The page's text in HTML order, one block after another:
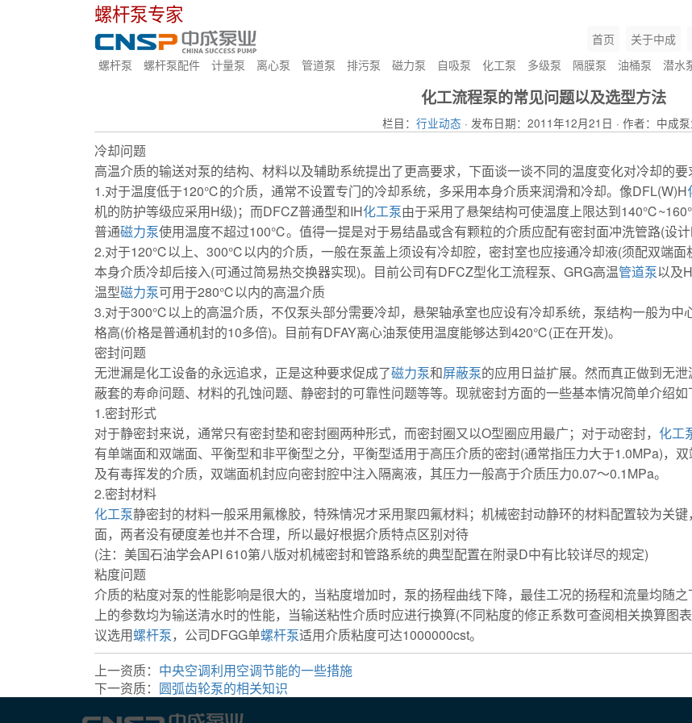
螺杆泵专家
首页 关于中成
螺杆泵
螺杆泵配件 计量泵 离心泵 管道泵 排污泵 磁力泵 自吸泵 化工泵 多级泵 隔膜泵 油桶泵 潜水
化工流程泵的常见问题以及选型方法
栏目： 行业动态 · 发布日期：2011年12月21日 · 作者：中成
冷却问题
高温介质的输送对泵的结构、材料以及辅助系统提出了更高要求，下面谈一谈不同的温度变化对冷却的要
1.对于温度低于120℃的介质，通常不设置专门的冷却系统，多采用本身介质来润滑和冷却。像DFL(W)H
机的防护等级应采用H级)；而DFCZ普通型和IH化工泵由于采用了悬架结构可使温度上限达到
普通磁力泵使用温度不超过100℃。值得一提是对于易结晶或含有颗粒的介质应配有密封面冲洗管路(设计
2.对于120℃以上、300℃以内的介质，一般在泵盖上须设有冷却腔，密封室也应接通冷却液(须配双端面
本身介质冷却后接入(可通过简易热交换器实现)。目前公司有DFCZ型化工流程泵、GRG高温管道泵以及
温型磁力泵可用于280℃以内的高温介质
3.对于300℃以上的高温介质，不仅泵头部分需要冷却，悬架轴承室也应设有冷却系统，泵结构一般为中
格高(价格是普通机封的10多倍)。目前有DFAY离心油泵使用温度能够达到420℃(正在开发)。
密封问题
无泄漏是化工设备的永远追求，正是这种要求促成了磁力泵和屏蔽泵的应用日益扩展。然而真正做到无
蔽套的寿命问题、材料的孔蚀问题、静密封的可靠性问题等等。现就密封方面的一些基本情况简单介绍如
1.密封形式
对于静密封来说，通常只有密封垫和密封圈两种形式，而密封圈又以O型圈应用最广；对于动密封， 化工
有单端面和双端面、平衡型和非平衡型之分，平衡型适用于高压介质的密封(通常指压力大于1.0MPa)，
及有毒挥发的介质，双端面机封应向密封腔中注入隔离液，其压力一般高于介质压力0.07～0.1MPa。
2.密封材料
化工泵静密封的材料一般采用氟橡胶，特殊情况才采用聚四氟材料；机械密封动静环的材料配置较为关
面，两者没有硬度差也并不合理，所以最好根据介质特点区别对待
(注：美国石油学会API 610第八版对机械密封和管路系统的典型配置在附录D中有比较详尽的规定)
粘度问题
介质的粘度对泵的性能影响是很大的，当粘度增加时，泵的扬程曲线下降，最佳工况的扬程和流量均随
上的参数均为输送清水时的性能，当输送粘性介质时应进行换算(不同粘度的修正系数可查阅相关换算图
议选用螺杆泵，公司DFGG单螺杆泵适用介质粘度可达1000000cst。
上一资质： 中央空调利用空调节能的一些措施
下一资质： 圆弧齿轮泵的相关知识